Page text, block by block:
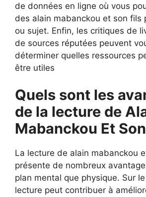
de données en ligne où vous
des alain mabanckou et son fils
ou sujet. Enfin, les critiques de
de sources réputées peuvent
déterminer quelles ressources
être utiles
Quels sont les
de la lecture de
Mabanckou Et
La lecture de alain mabanckou
présente de nombreux
plan mental que physique. Sur
lecture peut contribuer à